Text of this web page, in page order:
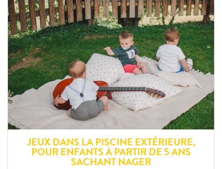
JEUX DANS LA PISCINE EXTÉRIEURE,
POUR ENFANTS À PARTIR DE 5 ANS
SACHANT NAGER